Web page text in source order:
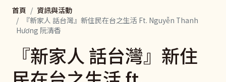
首頁
資訊與活動
『新家人 話台灣』新住民在台之生活 Ft. Nguyễn Thanh
Hương 阮清香
『新家人 話台灣』新住